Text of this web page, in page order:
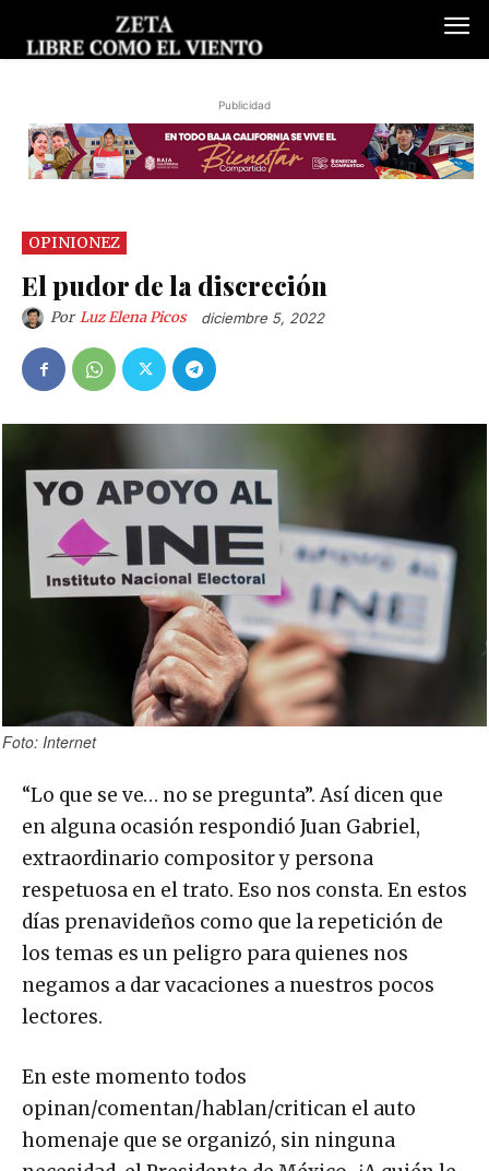
Publicidad
OPINIONEZ
El pudor de la discreción
Por Luz Elena Picos diciembre 5, 2022
Foto: Internet
“Lo que se ve… no se pregunta”. Así dicen que
en alguna ocasión respondió Juan Gabriel,
extraordinario compositor y persona
respetuosa en el trato. Eso nos consta. En estos
días prenavideños como que la repetición de
los temas es un peligro para quienes nos
negamos a dar vacaciones a nuestros pocos
lectores.
En este momento todos
opinan/comentan/hablan/critican el auto
homenaje que se organizó, sin ninguna